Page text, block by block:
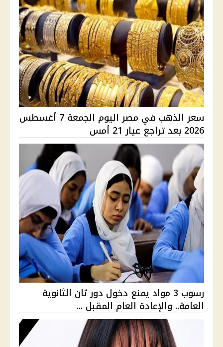
سعر الذهب في مصر اليوم الجمعة 7 أغسطس
2026 بعد تراجع عيار 21 أمس
رسوب 3 مواد يمنع دخول دور ثان الثانوية
العامة.. والإعادة العام المقبل ...